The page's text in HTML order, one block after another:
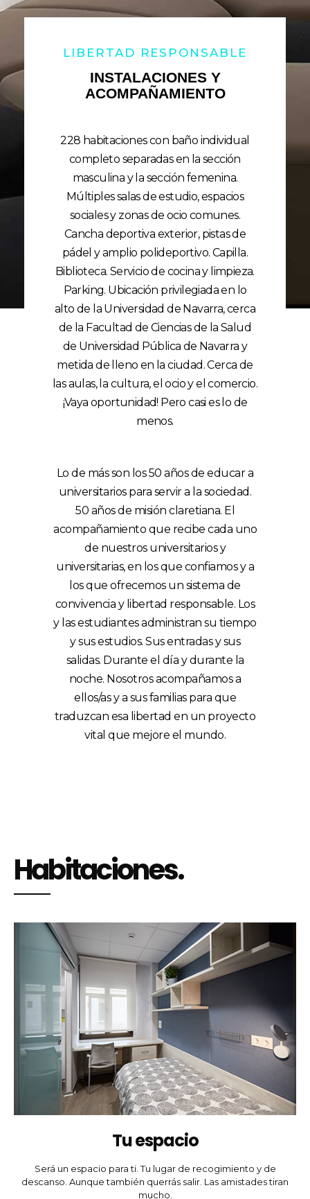
LIBERTAD RESPONSABLE
INSTALACIONES Y
ACOMPAÑAMIENTO
228 habitaciones con baño individual
completo separadas en la sección
masculina y la sección femenina.
Múltiples salas de estudio, espacios
sociales y zonas de ocio comunes.
Cancha deportiva exterior, pistas de
pádel y amplio polideportivo. Capilla.
Biblioteca. Servicio de cocina y limpieza.
Parking. Ubicación privilegiada en lo
alto de la Universidad de Navarra, cerca
de la Facultad de Ciencias de la Salud
de Universidad Pública de Navarra y
metida de lleno en la ciudad. Cerca de
las aulas, la cultura, el ocio y el comercio.
¡Vaya oportunidad! Pero casi es lo de
menos.
Lo de más son los 50 años de educar a
universitarios para servir a la sociedad.
50 años de misión claretiana. El
acompañamiento que recibe cada uno
de nuestros universitarios y
universitarias, en los que confiamos y a
los que ofrecemos un sistema de
convivencia y libertad responsable. Los
y las estudiantes administran su tiempo
y sus estudios. Sus entradas y sus
salidas. Durante el día y durante la
noche. Nosotros acompañamos a
ellos/as y a sus familias para que
traduzcan esa libertad en un proyecto
vital que mejore el mundo.
Tu espacio
Será un espacio para ti. Tu lugar de recogimiento y de
descanso. Aunque también querrás salir. Las amistades tiran
mucho.
Habitaciones.